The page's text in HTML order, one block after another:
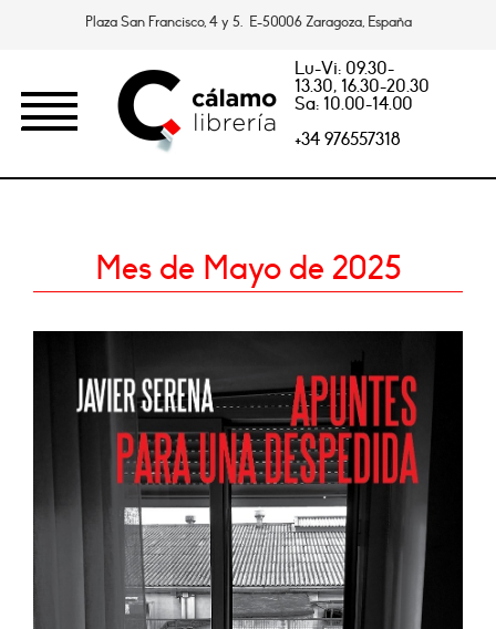
Plaza San Francisco, 4 y 5. E-50006 Zaragoza, España
Lu-Vi: 09.30-
13.30, 16.30-20.30
Sa: 10.00-14.00
+34 976557318
Mes de Mayo de 2025